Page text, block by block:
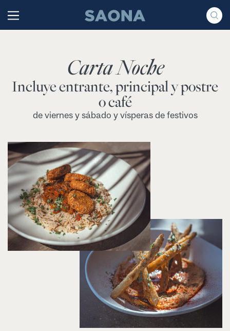
Grupo Saona
Carta Noche
Incluye entrante, principal y postre
o café
de viernes y sábado y vísperas de festivos